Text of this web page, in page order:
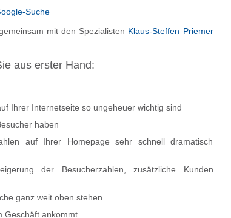
Suche
mit den Spezialisten Klaus-Steffen Priemer
aus erster Hand:
Ihrer Internetseite so ungeheuer wichtig sind
haben
auf Ihrer Homepage sehr schnell dramatisch
der Besucherzahlen, zusätzliche Kunden
ganz weit oben stehen
Geschäft ankommt